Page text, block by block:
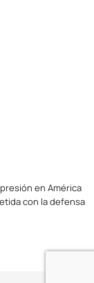
en América
con la defensa